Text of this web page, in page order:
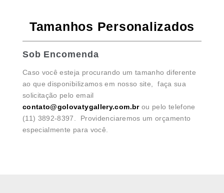
Tamanhos Personalizados
Sob Encomenda
Caso você esteja procurando um tamanho diferente
ao que disponibilizamos em nosso site, faça sua
solicitação pelo email
contato@golovatygallery.com.brou pelo telefone
(11) 3892-8397. Providenciaremos um orçamento
especialmente para você.